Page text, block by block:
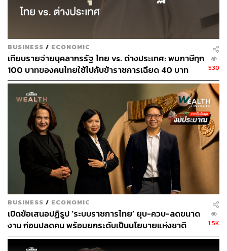
BUSINESS / ECONOMIC
เทียบรายจ่ายบุคลากรรัฐ ไทย vs. ต่างประเทศ: พบภาษีทุก
100 บาทของคนไทยใช้ไปกับข้าราชการเฉียด 40 บาท
530
BUSINESS / ECONOMIC
เปิดข้อเสนอปฏิรูป ‘ระบบราชการไทย’ ยุบ-ควบ-ลดขนาด
งาน ก่อนปลดคน พร้อมยกระดับเป็นนโยบายแห่งชาติ
1.5K